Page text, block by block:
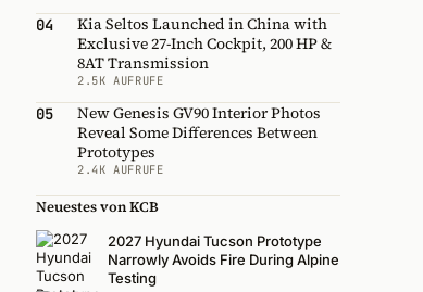
04
Kia Seltos Launched in China with
Exclusive 27-Inch Cockpit, 200 HP &
8AT Transmission
2.5K AUFRUFE
05
New Genesis GV90 Interior Photos
Reveal Some Differences Between
Prototypes
2.4K AUFRUFE
Neuestes von KCB
2027 Hyundai Tucson Prototype
Narrowly Avoids Fire During Alpine
Testing